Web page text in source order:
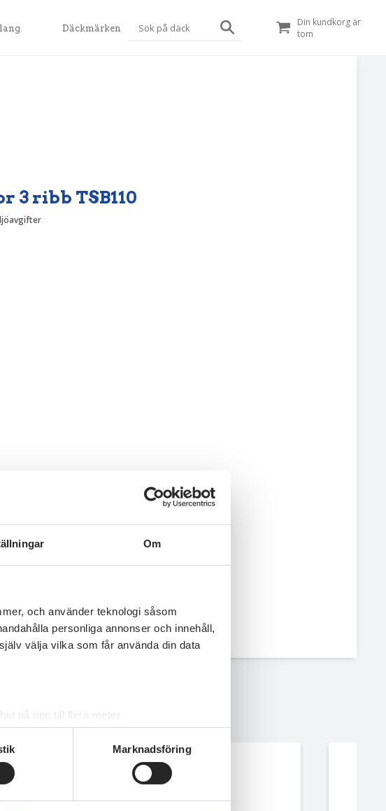
Om
och använder teknologi såsom
personliga annonser och innehåll,
välja vilka som får använda din data
på upp till flera meter
(fingeravtryck)
i
detaljsektionen. Du kan ändra
tillhandahålla funktioner för
Marknadsföring
Däckmärken
Din kundkorg är
tom
3 ribb TSB110